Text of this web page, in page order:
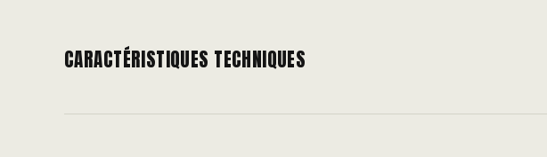
CARACTÉRISTIQUES TECHNIQUES